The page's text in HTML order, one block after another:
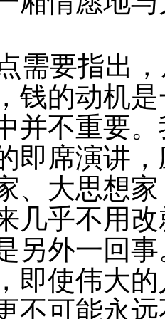
需要指出
钱的动机
并不重要
即席演讲
、大思想
几乎不用
另外一回
即使伟大
不可能永